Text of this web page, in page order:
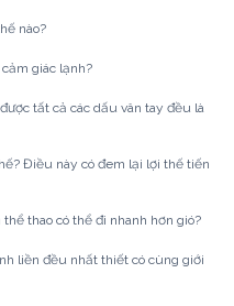
nào?
giác lạnh?
tất cả các dấu vân tay đều là
Điều này có đem lại lợi thế tiến
thao có thể đi nhanh hơn gió?
liền đều nhất thiết có cùng giới